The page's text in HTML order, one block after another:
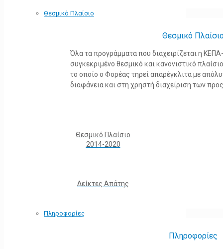
Θεσμικό Πλαίσιο
Θεσμικό
Όλα τα προγράμματα που διαχειρίζεται η
συγκεκριμένο θεσμικό και κανονιστικό
το οποίο ο Φορέας τηρεί απαρέγκλιτα με
διαφάνεια και στη χρηστή διαχείριση των
Θεσμικό Πλαίσιο
2014-2020
Δείκτες Απάτης
Πληροφορίες
Πληροφορίες